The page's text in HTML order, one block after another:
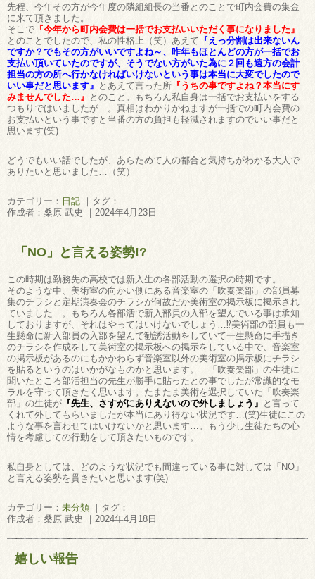
先程、今年その方が今年度の隣組組長の当番とのことで町内会費の集金
に来て頂きました。
そこで 『今年から町内会費は一括でお支払いいただく事になりました』
とのことでしたので、私の性格上（笑）あえて 『えっ分割は出来ないん
ですか？でもその方がいいですよね～、昨年もほとんどの方が一括でお
支払い頂いていたのですが、そうでない方がいた為に２回も遠方の会計
担当の方の所へ行かなければいけないという事は本当に大変でしたので
いい事だと思います』 とあえて言った所 『うちの事ですよね？本当にす
みませんでした…』 とのこと。もちろん私自身は一括でお支払いをする
つもりではいましたが…。真相はわかりかねますが一括での町内会費の
お支払いという事ですと当番の方の負担も軽減されますのでいい事だと
思います(笑)
どうでもいい話でしたが、あらためて人の都合と気持ちがわかる大人で
ありたいと思いました…（笑）
カテゴリー： 日記 ｜タグ：
作成者：桑原 武史 ｜2024年4月23日
「NO」と言える姿勢!?
この時期は勤務先の高校では新入生の各部活動の選択の時期です。
そのような中、美術室の向かい側にある音楽室の「吹奏楽部」の部員募
集のチラシと定期演奏会のチラシが何故だか美術室の掲示板に掲示され
ていました…。もちろん各部活で新入部員の入部を望んでいる事は承知
しておりますが、それはやってはいけないでしょう…⁉美術部の部員も一
生懸命に新入部員の入部を望んで勧誘活動をしていて一生懸命に手描き
のチラシを作成をして美術室の掲示板への掲示をしている中で、音楽室
の掲示板があるのにもかかわらず音楽室以外の美術室の掲示板にチラシ
を貼るというのはいかがなものかと思います。 「吹奏楽部」の生徒に
聞いたところ部活担当の先生が勝手に貼ったとの事でしたが常識的なモ
ラルを守って頂きたく思います。たまたま美術を選択していた「吹奏楽
部」の生徒が 『先生、さすがにありえないので外しましょう』 と言って
くれて外してもらいましたが本当にあり得ない状況です…(笑)生徒にこの
ような事を言わせてはいけないかと思います…。もう少し生徒たちの心
情を考慮しての行動をして頂きたいものです。
私自身としては、どのような状況でも間違っている事に対しては「NO」
と言える姿勢を貫きたいと思います(笑)
カテゴリー： 未分類 ｜タグ：
作成者：桑原 武史 ｜2024年4月18日
嬉しい報告